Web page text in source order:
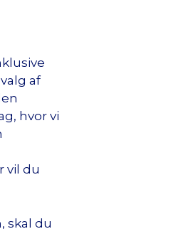
af
hvor vi
vil du
skal du